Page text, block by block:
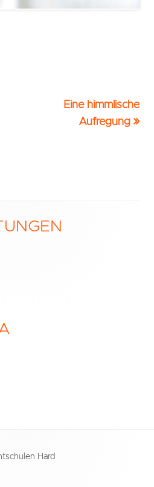
Nächster
Beitrag
Eine himmlische
Aufregung
Hard